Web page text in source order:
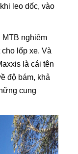
leo dốc, vào
nghiêm
lốp xe. Và
là cái tên
độ bám, khả
cung